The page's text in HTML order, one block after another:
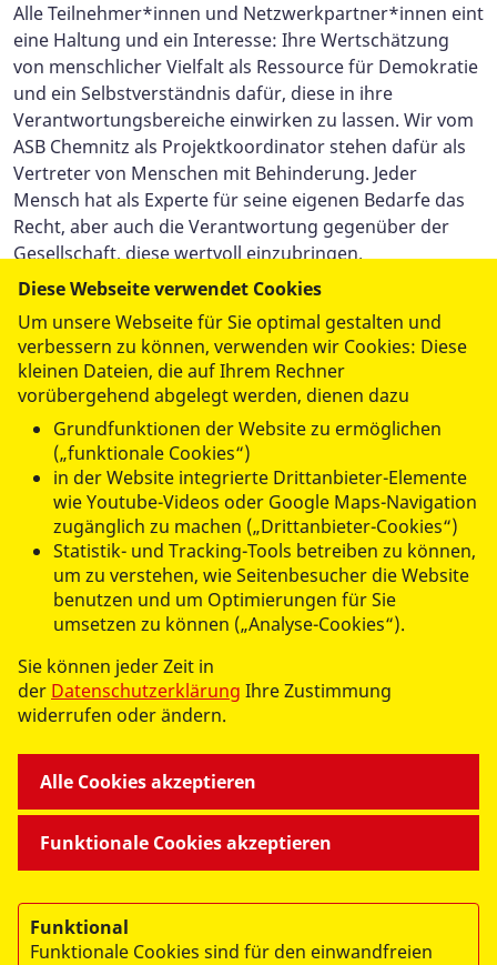
Alle Teilnehmer*innen und Netzwerkpartner*innen eint
eine Haltung und ein Interesse: Ihre Wertschätzung
von menschlicher Vielfalt als Ressource für Demokratie
und ein Selbstverständnis dafür, diese in ihre
Verantwortungsbereiche einwirken zu lassen. Wir vom
ASB Chemnitz als Projektkoordinator stehen dafür als
Vertreter von Menschen mit Behinderung. Jeder
Mensch hat als Experte für seine eigenen Bedarfe das
Recht, aber auch die Verantwortung gegenüber der
Gesellschaft, diese wertvoll einzubringen.
unserer Webseite sowie auf Social Media gern auf dem
Laufenden!
UNSERE ANGEBOTE
WIR ÜBER UNS
Impressum
Diese Webseite verwendet Cookies
Um unsere Webseite für Sie optimal gestalten und
verbessern zu können, verwenden wir Cookies: Diese
kleinen Dateien, die auf Ihrem Rechner
vorübergehend abgelegt werden, dienen dazu
Grundfunktionen der Website zu ermöglichen
(„funktionale Cookies“)
in der Website integrierte Drittanbieter-Elemente
wie Youtube-Videos oder Google Maps-Navigation
zugänglich zu machen („Drittanbieter-Cookies“)
Statistik- und Tracking-Tools betreiben zu können,
um zu verstehen, wie Seitenbesucher die Website
benutzen und um Optimierungen für Sie
umsetzen zu können („Analyse-Cookies“).
Sie können jeder Zeit in
der Datenschutzerklärung Ihre Zustimmung
widerrufen oder ändern.
Funktionale Cookies akzeptieren
Alle Cookies akzeptieren
Funktional
Funktionale Cookies sind für den einwandfreien